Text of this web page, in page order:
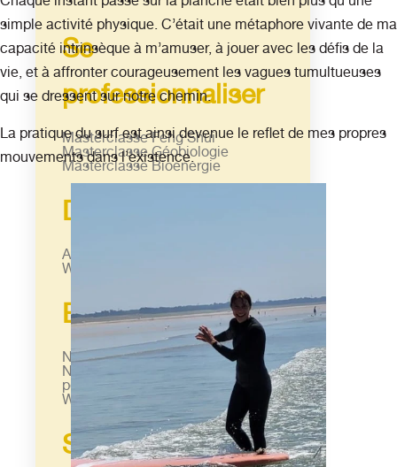
Se
professionnaliser
Masterclasse Feng Shui
Masterclasse Géobiologie
Masterclasse Bioenergie
Découvrir
Ateliers découvertes
Week-ends vibratoires
Explorer
Nettoyage énergétique des lieux
Nettoyage énergétique des
personnes
Week-ends vibratoires
S'équiper
simple activité physique. C’était une métaphore vivante de ma
capacité intrinsèque à m’amuser, à jouer avec les défis de la
vie, et à affronter courageusement les vagues tumultueuses
qui se dressent sur notre chemin.
La pratique du surf est ainsi devenue le reflet de mes propres
mouvements dans l’existence.